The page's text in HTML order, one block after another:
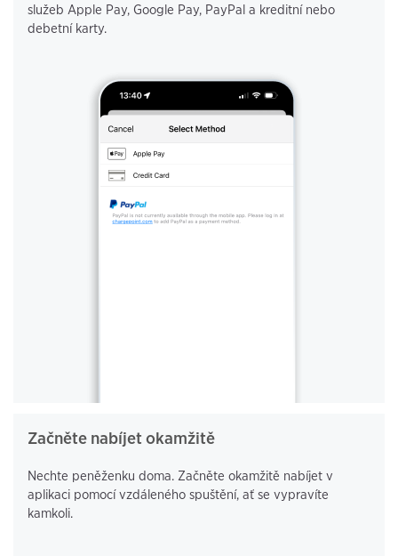
služeb Apple Pay, Google Pay, PayPal a kreditní nebo
debetní karty.
Začněte nabíjet okamžitě
Nechte peněženku doma. Začněte okamžitě nabíjet v
aplikaci pomocí vzdáleného spuštění, ať se vypravíte
kamkoli.